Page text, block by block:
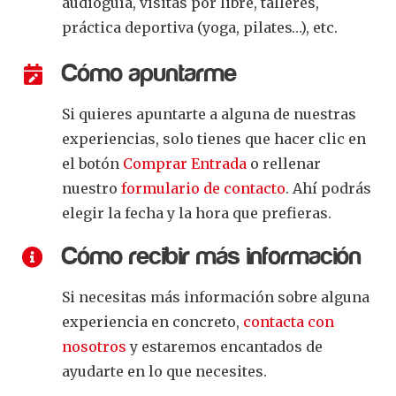
práctica deportiva (yoga, pilates…), etc.
Cómo apuntarme
Si quieres apuntarte a alguna de nuestras
experiencias, solo tienes que hacer clic en
el botón Comprar Entrada o rellenar
nuestroformulario de contacto. Ahí podrás
elegir la fecha y la hora que prefieras.
Cómo recibir más información
Si necesitas más información sobre alguna
experiencia en concreto, contacta con
nosotros y estaremos encantados de
ayudarte en lo que necesites.